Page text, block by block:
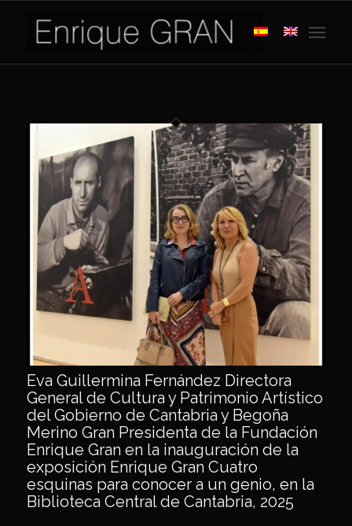
Eva Guillermina Fernández Directora
General de Cultura y Patrimonio Artístico
del Gobierno de Cantabria y Begoña
Merino Gran Presidenta de la Fundación
Enrique Gran en la inauguración de la
exposición Enrique Gran Cuatro
esquinas para conocer a un genio, en la
Biblioteca Central de Cantabria, 2025